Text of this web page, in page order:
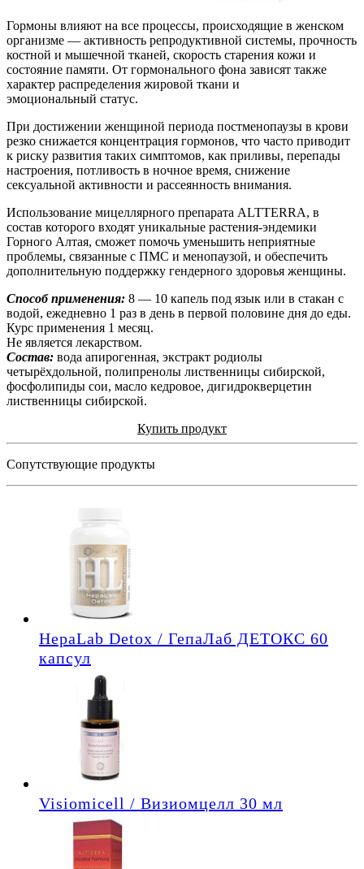
Гормоны влияют на все процессы, происходящие в женском
организме — активность репродуктивной системы, прочность
костной и мышечной тканей, скорость старения кожи и
состояние памяти. От гормонального фона зависят также
характер распределения жировой ткани и
эмоциональный статус.
При достижении женщиной периода постменопаузы в крови
резко снижается концентрация гормонов, что часто приводит
к риску развития таких симптомов, как приливы, перепады
настроения, потливость в ночное время, снижение
сексуальной активности и рассеянность внимания.
Использование мицеллярного препарата ALTTERRA, в
состав которого входят уникальные растения-эндемики
Горного Алтая, сможет помочь уменьшить неприятные
проблемы, связанные с ПМС и менопаузой, и обеспечить
дополнительную поддержку гендерного здоровья женщины.
Способ применения: 8 — 10 капель под язык или в стакан с
водой, ежедневно 1 раз в день в первой половине дня до еды.
Курс применения 1 месяц.
Не является лекарством.
Состав: вода апирогенная, экстракт родиолы
четырёхдольной, полипренолы лиственницы сибирской,
фосфолипиды сои, масло кедровое, дигидрокверцетин
лиственницы сибирской.
Купить продукт
Сопутствующие продукты
HepaLab Detox / ГепаЛаб ДЕТОКС 60
капсул
Visiomicell / Визиомцелл 30 мл